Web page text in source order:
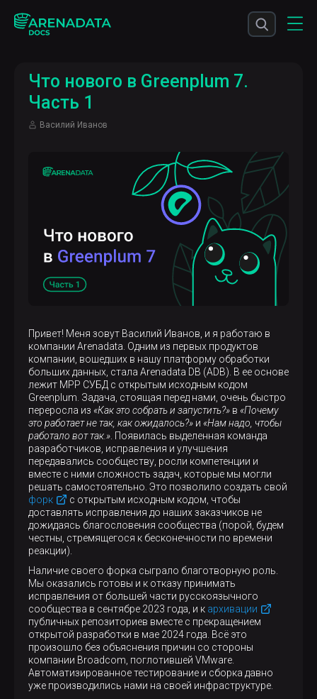
Что нового в Greenplum 7.
Часть 1
Василий Иванов
Привет! Меня зовут Василий Иванов, и я работаю в
компании Arenadata. Одним из первых продуктов
компании, вошедших в нашу платформу обработки
больших данных, стала Arenadata DB (ADB). В ее основе
лежит MPP СУБД с открытым исходным кодом
Greenplum. Задача, стоящая перед нами, очень быстро
переросла из «Как это собрать и запустить?» в «Почему
это работает не так, как ожидалось?» и «Нам надо, чтобы
работало вот так.» . Появилась выделенная команда
разработчиков, исправления и улучшения
передавались сообществу, росли компетенции и
вместе с ними сложность задач, которые мы могли
решать самостоятельно. Это позволило создать свой
форк
с открытым исходным кодом, чтобы
доставлять исправления до наших заказчиков не
дожидаясь благословения сообщества (порой, будем
честны, стремящегося к бесконечности по времени
реакции).
Наличие своего форка сыграло благотворную роль.
Мы оказались готовы и к отказу принимать
исправления от большей части русскоязычного
сообщества в сентябре 2023 года, и к архивации
публичных репозиториев вместе с прекращением
открытой разработки в мае 2024 года. Всё это
произошло без объяснения причин со стороны
компании Broadcom, поглотившей VMware.
Автоматизированное тестирование и сборка давно
уже производились нами на своей инфраструктуре.